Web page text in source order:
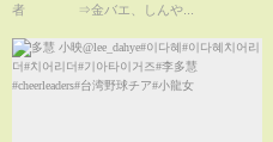
者 ⇒金バエ、しんや...